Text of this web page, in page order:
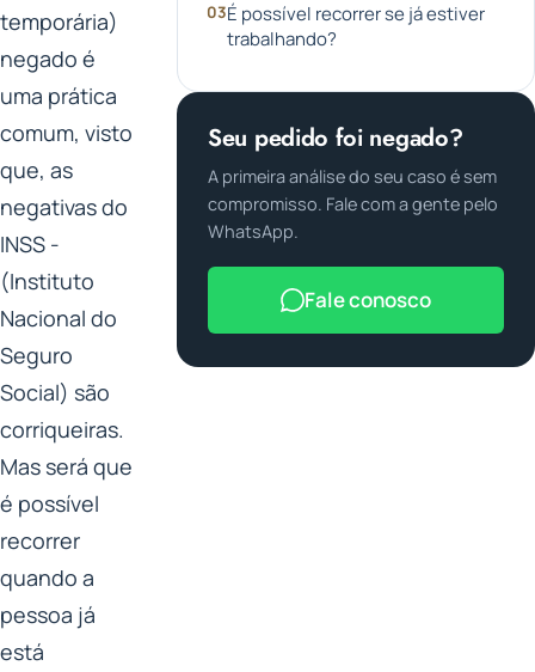
temporária)
negado é
uma prática
comum, visto
que, as
negativas do
INSS -
(Instituto
Nacional do
Seguro
Social) são
corriqueiras.
Mas será que
é possível
recorrer
quando a
pessoa já
está
É possível recorrer se já estiver
trabalhando?
Seu pedido foi negado?
A primeira análise do seu caso é sem
compromisso. Fale com a gente pelo
WhatsApp.
Fale conosco